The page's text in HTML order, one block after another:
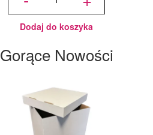
ciast
Dorosiowe
Ranty -
21-26 cm,
wysokość
14 cm
Dodaj do koszyka
Gorące Nowości